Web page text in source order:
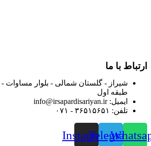
ارتباط با ما
شیراز - گلستان شمالی - بلوار مساوات
طبقه اول
ایمیل: info@irsapardisariyan.ir
تلفن: ۳۶۵۱۵۶۵۱ - ۰۷۱
Telegram
Instagram